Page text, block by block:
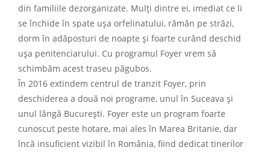
din familiile dezorganizate. Mulți dintre ei, imediat ce li
se închide în spate ușa orfelinatului, rămân pe străzi,
dorm în adăposturi de noapte și foarte curând deschid
ușa penitenciarului. Cu programul Foyer vrem să
schimbăm acest traseu păgubos.
În 2016 extindem centrul de tranzit Foyer, prin
deschiderea a două noi programe, unul în Suceava și
unul lângă București. Foyer este un program foarte
cunoscut peste hotare, mai ales în Marea Britanie, dar
încă insuficient vizibil în România, fiind dedicat tinerilor